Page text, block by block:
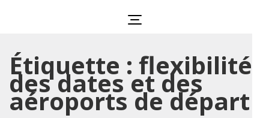
Étiquette : flexibilité
des dates et des
aéroports de départ